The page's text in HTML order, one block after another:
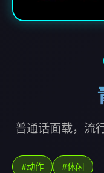
普通话面载，流
#动作 #休闲